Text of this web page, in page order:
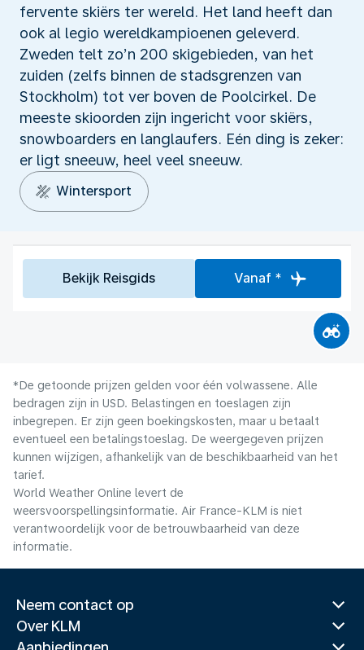
fervente skiërs ter wereld. Het land heeft dan
ook al legio wereldkampioenen geleverd.
Zweden telt zo’n 200 skigebieden, van het
zuiden (zelfs binnen de stadsgrenzen van
Stockholm) tot ver boven de Poolcirkel. De
meeste skioorden zijn ingericht voor skiërs,
snowboarders en langlaufers. Eén ding is zeker:
er ligt sneeuw, heel veel sneeuw.
Wintersport
Bekijk Reisgids Vanaf *
*De getoonde prijzen gelden voor één volwassene. Alle
bedragen zijn in USD. Belastingen en toeslagen zijn
inbegrepen. Er zijn geen boekingskosten, maar u betaalt
eventueel een betalingstoeslag. De weergegeven prijzen
kunnen wijzigen, afhankelijk van de beschikbaarheid van het
tarief.
World Weather Online levert de
weersvoorspellingsinformatie. Air France-KLM is niet
verantwoordelijk voor de betrouwbaarheid van deze
informatie.
Neem contact op
Over KLM